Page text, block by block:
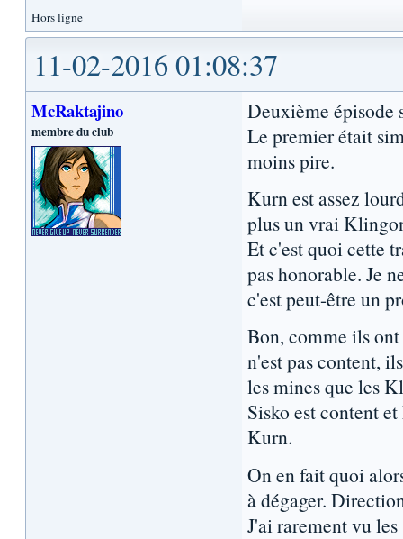
Hors ligne
11-02-2016 01:08:37
McRaktajino
membre du club
Deuxième épisode
Le premier était
moins pire.
Kurn est assez
plus un vrai
Et c'est quoi cette
pas honorable. Je
c'est peut-être un
Bon, comme ils
n'est pas content,
les mines que les
Sisko est content
Kurn.
On en fait quoi
à dégager.
J'ai rarement vu